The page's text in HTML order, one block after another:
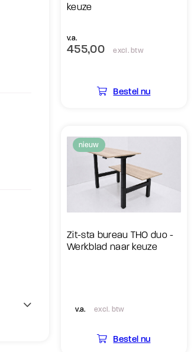
keuze
v.a.
455,00 excl. btw
Bestel nu
nieuw
Zit-sta bureau THO duo -
Werkblad naar keuze
v.a. excl. btw
Bestel nu